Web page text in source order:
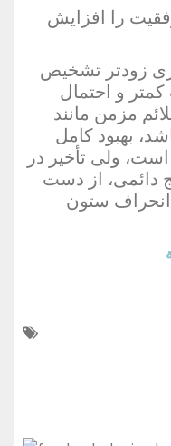
را افزایش
زودتر تشخیص
و احتمال
مزمن مانند
بهبود کامل
ولی تأخیر در
دائمی، از دست
انحراف ستون